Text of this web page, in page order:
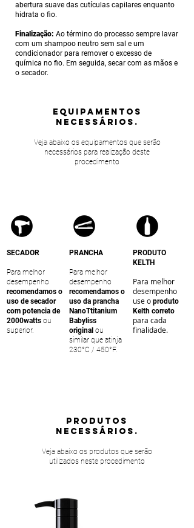
abertura suave das cutículas capilares enquanto
hidrata o fio.
Finalização: Ao término do processo sempre lavar
com um shampoo neutro sem sal e um
condicionador para remover o excesso de
química no fio. Em seguida, secar com as mãos e
o secador.
equipamentos
NECESSÁRIOS.
Veja abaixo os equipamentos que serão
necessários para realização deste
procedimento
SECADOR
Para melhor
desempenho
recomendamos o
uso de secador
com potencia de
2000watts ou
superior.
PRANCHA
Para melhor
desempenho
recomendamos o
uso da prancha
NanoTtitanium
Babyliss
original ou
similar que atinja
230°C / 450°F.
PRODUTO
KELTH
Para melhor
desempenho
use o produto
Kelth correto
para cada
finalidade.
PRODUTOS
NECESSÁRIOS.
Veja abaixo os produtos que serão
utilizados neste procedimento